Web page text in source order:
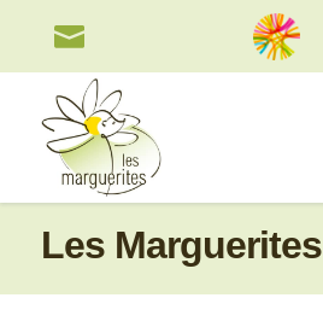

Les Marguerites